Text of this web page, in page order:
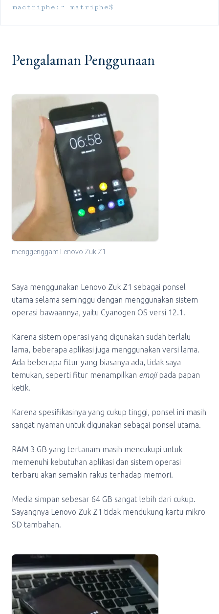
mactriphe:~ matriphe$
Pengalaman Penggunaan
menggenggam Lenovo Zuk Z1
Saya menggunakan Lenovo Zuk Z1 sebagai ponsel
utama selama seminggu dengan menggunakan sistem
operasi bawaannya, yaitu Cyanogen OS versi 12.1.
Karena sistem operasi yang digunakan sudah terlalu
lama, beberapa aplikasi juga menggunakan versi lama.
Ada beberapa fitur yang biasanya ada, tidak saya
temukan, seperti fitur menampilkan emojipada papan
ketik.
Karena spesifikasinya yang cukup tinggi, ponsel ini masih
sangat nyaman untuk digunakan sebagai ponsel utama.
RAM 3 GB yang tertanam masih mencukupi untuk
memenuhi kebutuhan aplikasi dan sistem operasi
terbaru akan semakin rakus terhadap memori.
Media simpan sebesar 64 GB sangat lebih dari cukup.
Sayangnya Lenovo Zuk Z1 tidak mendukung kartu mikro
SD tambahan.